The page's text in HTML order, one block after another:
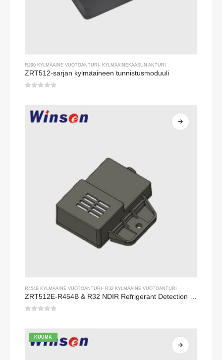
R290 KYLMÄAINE VUOTOANTURI - KYLMÄAINEKAASUN ANTURI
ZRT512-sarjan kylmäaineen tunnistusmoduuli
R454B KYLMÄAINE VUOTOANTURI - R32 KYLMÄAINE VUOTOANTURI
ZRT512E-R454B & R32 NDIR Refrigerant Detection Module, RS485 HVAC Sensor, UL/IEC Certified
KUUMA